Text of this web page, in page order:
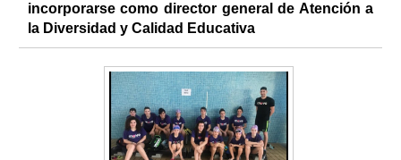
incorporarse como director general de Atención a
la Diversidad y Calidad Educativa